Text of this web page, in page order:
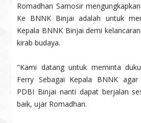
Romadhan Samosir
Ke BNNK Binjai adalah untuk
Kepala BNNK Binjai demi
kirab budaya.
"Kami datang untuk meminta
Ferry Sebagai Kepala BNNK agar
PDBI Binjai nanti dapat berjalan
baik, ujar Romadhan.